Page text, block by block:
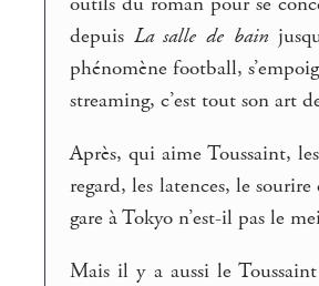
depuis La salle de bain
phénomène football,
streaming, c’est tout son art
Après, qui aime Toussaint,
regard, les latences, le
gare à Tokyo n’est-il pas le
Mais il y a aussi le